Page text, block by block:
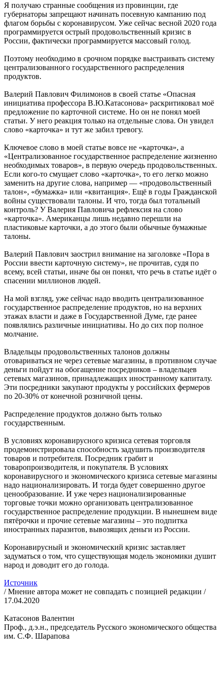
Я получаю странные сообщения из провинции, где
губернаторы запрещают начинать посевную кампанию под
флагом борьбы с коронавирусом. Уже сейчас весной 2020 года
программируется острый продовольственный кризис в
России, фактически программируется массовый голод.
Поэтому необходимо в срочном порядке выстраивать систему
централизованного государственного распределения
продуктов.
Валерий Павлович Филимонов в своей статье «Опасная
инициатива профессора В.Ю.Катасонова» раскритиковал моё
предложение по карточной системе. Но он не понял моей
статьи. У него реакция только на отдельные слова. Он увидел
слово «карточка» и тут же забил тревогу.
Ключевое слово в моей статье вовсе не «карточка», а
«Централизованное государственное распределение жизненно
необходимых товаров», в первую очередь продовольственных.
Если кого-то смущает слово «карточка», то его легко можно
заменить на другие слова, например — «продовольственный
талон», «бумажка» или «квитанция». Ещё в годы Гражданской
войны существовали талоны. И что, тогда был тотальный
контроль? У Валерия Павловича рефлексия на слово
«карточка». Американцы лишь недавно перешли на
пластиковые карточки, а до этого были обычные бумажные
талоны.
Валерий Павлович заострил внимание на заголовке «Пора в
России ввести карточную систему», не прочитав, судя по
всему, всей статьи, иначе бы он понял, что речь в статье идёт о
спасении миллионов людей.
На мой взгляд, уже сейчас надо вводить централизованное
государственное распределение продуктов, но на верхних
этажах власти и даже в Государственной Думе, где ранее
появлялись различные инициативы. Но до сих пор полное
молчание.
Владельцы продовольственных талонов должны
отовариваться не через сетевые магазины, в противном случае
деньги пойдут на обогащение посредников – владельцев
сетевых магазинов, принадлежащих иностранному капиталу.
Эти посредники закупают продукты у российских фермеров
по 20-30% от конечной розничной цены.
Распределение продуктов должно быть только
государственным.
В условиях коронавирусного кризиса сетевая торговля
продемонстрировала способность задушить производителя
товаров и потребителя. Посредник грабит и
товаропроизводителя, и покупателя. В условиях
коронавирусного и экономического кризиса сетевые магазины
надо национализировать. И тогда будет совершенно другое
ценообразование. И уже через национализированные
торговые точки можно организовать централизованное
государственное распределение продукции. В нынешнем виде
пятёрочки и прочие сетевые магазины – это подпитка
иностранных паразитов, вывозящих деньги из России.
Коронавирусный и экономический кризис заставляет
задуматься о том, что существующая модель экономики душит
народ и доводит его до голода.
Источник
/ Мнение автора может не совпадать с позицией редакции /
17.04.2020
Катасонов Валентин
Проф., д.э.н., председатель Русского экономического общества
им. С.Ф. Шарапова